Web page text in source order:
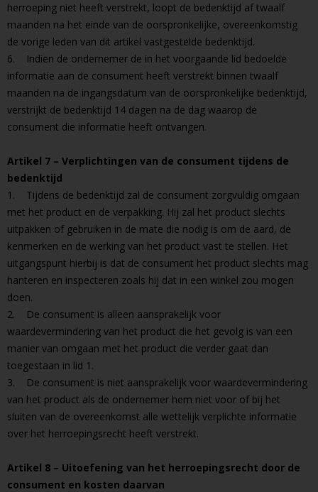
herroeping niet heeft verstrekt, loopt de bedenktijd af twaalf
maanden na het einde van de oorspronkelijke, overeenkomstig
de vorige leden van dit artikel vastgestelde bedenktijd.
6. Indien de ondernemer de in het voorgaande lid bedoelde
informatie aan de consument heeft verstrekt binnen twaalf
maanden na de ingangsdatum van de oorspronkelijke bedenktijd,
verstrijkt de bedenktijd 14 dagen na de dag waarop de
consument die informatie heeft ontvangen.
Artikel 7 – Verplichtingen van de consument tijdens de
bedenktijd
1. Tijdens de bedenktijd zal de consument zorgvuldig omgaan
met het product en de verpakking. Hij zal het product slechts
uitpakken of gebruiken in de mate die nodig is om de aard, de
kenmerken en de werking van het product vast te stellen. Het
uitgangspunt hierbij is dat de consument het product slechts mag
hanteren en inspecteren zoals hij dat in een winkel zou mogen
doen.
2. De consument is alleen aansprakelijk voor
waardevermindering van het product die het gevolg is van een
manier van omgaan met het product die verder gaat dan
toegestaan in lid 1.
3. De consument is niet aansprakelijk voor waardevermindering
van het product als de ondernemer hem niet voor of bij het
sluiten van de overeenkomst alle wettelijk verplichte informatie
over het herroepingsrecht heeft verstrekt.
Artikel 8 – Uitoefening van het herroepingsrecht door de
consument en kosten daarvan